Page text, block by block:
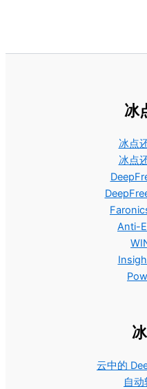
冰
冰点
冰点
Anti-
云中的
自